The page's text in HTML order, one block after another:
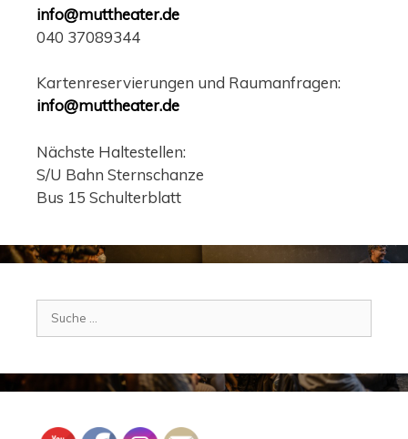
info@muttheater.de
040 37089344
Kartenreservierungen und Raumanfragen:
info@muttheater.de
Nächste Haltestellen:
S/U Bahn Sternschanze
Bus 15 Schulterblatt
Suche
nach: